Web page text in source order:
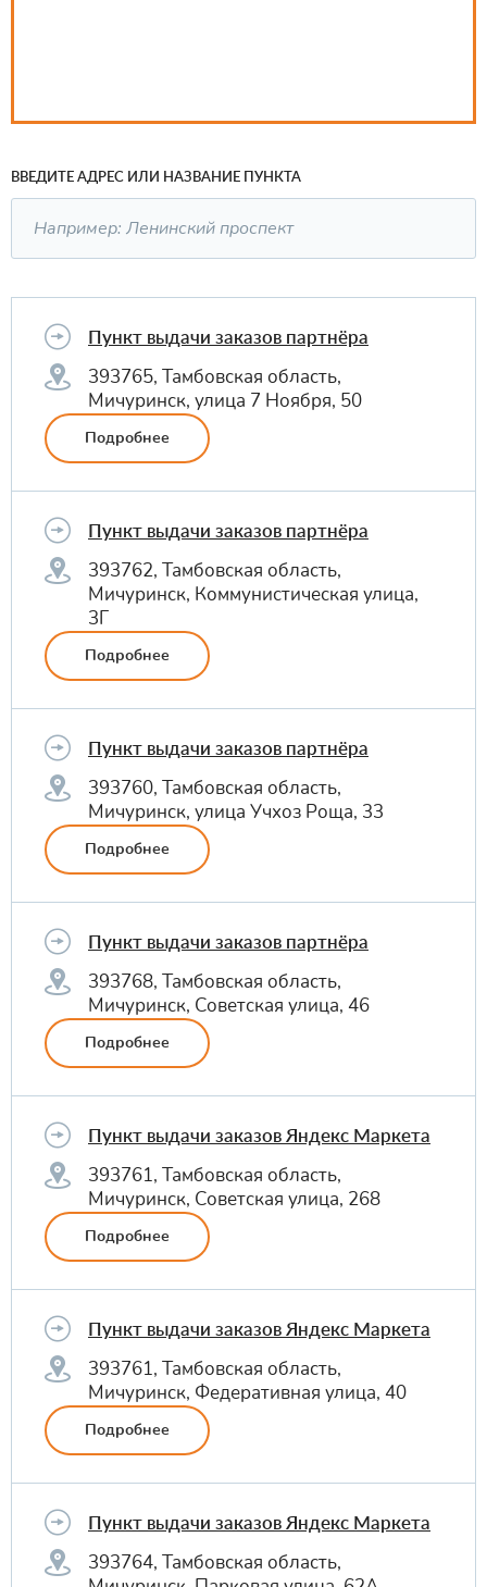
ВВЕДИТЕ АДРЕС ИЛИ НАЗВАНИЕ ПУНКТА
Пункт выдачи заказов партнёра
393765, Тамбовская область,
Мичуринск, улица 7 Ноября, 50
Подробнее
Пункт выдачи заказов партнёра
393762, Тамбовская область,
Мичуринск, Коммунистическая улица,
3Г
Подробнее
Пункт выдачи заказов партнёра
393760, Тамбовская область,
Мичуринск, улица Учхоз Роща, 33
Подробнее
Пункт выдачи заказов партнёра
393768, Тамбовская область,
Мичуринск, Советская улица, 46
Подробнее
Пункт выдачи заказов Яндекс Маркета
393761, Тамбовская область,
Мичуринск, Советская улица, 268
Подробнее
Пункт выдачи заказов Яндекс Маркета
393761, Тамбовская область,
Мичуринск, Федеративная улица, 40
Подробнее
Пункт выдачи заказов Яндекс Маркета
393764, Тамбовская область,